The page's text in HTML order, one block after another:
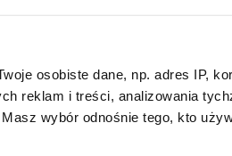
osobiste dane, np. adres IP,
reklam i treści, analizowania
wybór odnośnie tego, kto